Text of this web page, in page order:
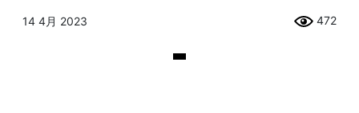
14 4月 2023 472